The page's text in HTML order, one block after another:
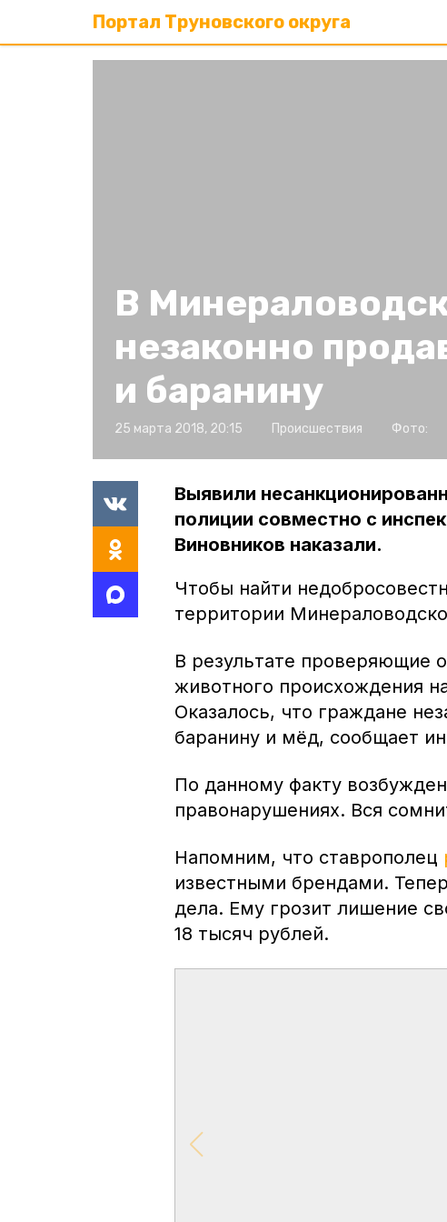
Портал Труновского округа
В
незаконно
и баранину
25 марта 2018, 20:15 Происшествия Фото:
Выявили
полиции совместно с
Виновников наказали.
Чтобы найти
территории
В результате проверяющие
животного происхождения
Оказалось, что граждане
баранину и мёд, сообщает
По данному факту
правонарушениях. Вся
Напомним, что ставрополец
известными брендами.
дела. Ему грозит лишение
18 тысяч рублей.